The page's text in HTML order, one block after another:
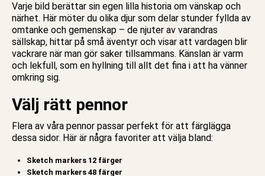
Varje bild berättar sin egen lilla historia om vänskap och
närhet. Här möter du olika djur som delar stunder fyllda av
omtanke och gemenskap – de njuter av varandras
sällskap, hittar på små äventyr och visar att vardagen blir
vackrare när man gör saker tillsammans. Känslan är varm
och lekfull, som en hyllning till allt det fina i att ha vänner
omkring sig.
Välj rätt pennor
Flera av våra pennor passar perfekt för att färglägga
dessa sidor. Här är några favoriter att välja bland:
Sketch markers 12 färger
Sketch markers 48 färger